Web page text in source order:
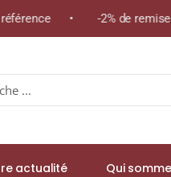
• -2% de remise
actualité Qui